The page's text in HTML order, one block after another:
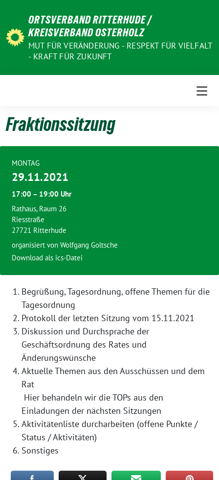
Inhalt
ORTSVERBAND RITTERHUDE /
KREISVERBAND OSTERHOLZ
MUT FÜR VERÄNDERUNG - RESPEKT FÜR VIELFALT
- KRAFT FÜR ZUKUNFT
Fraktionssitzung
Begrüßung, Tagesordnung, offene Themen für die
Tagesordnung
Protokoll der letzten Sitzung vom 15.11.2021
Diskussion und Durchsprache der
Geschäftsordnung des Rates und
Änderungswünsche
Aktuelle Themen aus den Ausschüssen und dem
Rat
Hier behandeln wir die TOPs aus den
Einladungen der nächsten Sitzungen
Aktivitätenliste durcharbeiten (offene Punkte /
Status / Aktivitäten)
Sonstiges
MONTAG
29.11.2021
17:00 – 19:00 Uhr
Rathaus, Raum 26
Riesstraße
27721 Ritterhude
organisiert von Wolfgang Goltsche
Download als ics-Datei